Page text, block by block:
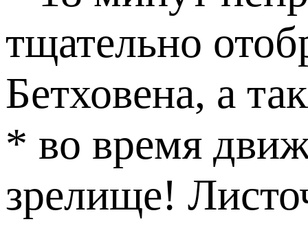
тщательно
Бетховена, а
* во время
зрелище!